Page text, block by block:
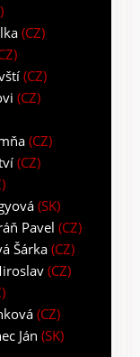
(CZ)
(CZ)
(CZ)
(CZ)
(CZ)
(SK)
Pavel (CZ)
Šárka(CZ)
(CZ)
(CZ)
Ján (SK)